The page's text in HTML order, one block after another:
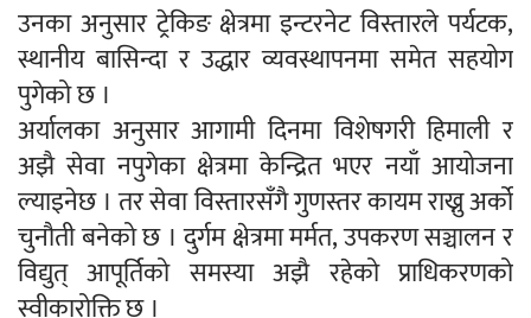
उनका अनुसार ट्रेकिङ क्षेत्रमा इन्टरनेट विस्तारले पर्यटक,
स्थानीय बासिन्दा र उद्धार व्यवस्थापनमा समेत सहयोग
पुगेको छ ।
अर्यालका अनुसार आगामी दिनमा विशेषगरी हिमाली र
अझै सेवा नपुगेका क्षेत्रमा केन्द्रित भएर नयाँ आयोजना
ल्याइनेछ । तर सेवा विस्तारसँगै गुणस्तर कायम राख्नु अर्को
चुनौती बनेको छ । दुर्गम क्षेत्रमा मर्मत, उपकरण सञ्चालन र
विद्युत् आपूर्तिको समस्या अझै रहेको प्राधिकरणको
स्वीकारोक्ति छ ।